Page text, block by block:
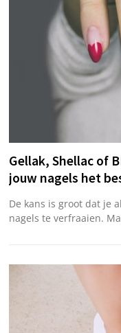
Gellak, Shellac of
jouw nagels het
De kans is groot dat je
nagels te verfraaien.